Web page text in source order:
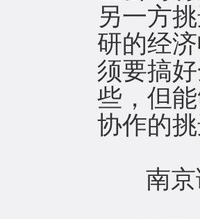
另一方
研的经
须要搞
些，但
协作的
南京调